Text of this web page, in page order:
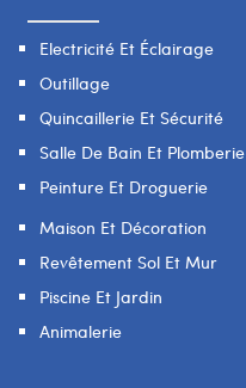
Electricité Et Éclairage
Outillage
Quincaillerie Et Sécurité
Salle De Bain Et Plomberie
Peinture Et Droguerie
Maison Et Décoration
Revêtement Sol Et Mur
Piscine Et Jardin
Animalerie